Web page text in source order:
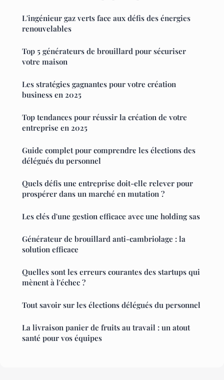
L'ingénieur gaz verts face aux défis des énergies
renouvelables
Top 5 générateurs de brouillard pour sécuriser
votre maison
Les stratégies gagnantes pour votre création
business en 2025
Top tendances pour réussir la création de votre
entreprise en 2025
Guide complet pour comprendre les élections des
délégués du personnel
Quels défis une entreprise doit-elle relever pour
prospérer dans un marché en mutation ?
Les clés d'une gestion efficace avec une holding sas
Générateur de brouillard anti-cambriolage : la
solution efficace
Quelles sont les erreurs courantes des startups qui
mènent à l'échec ?
Tout savoir sur les élections délégués du personnel
La livraison panier de fruits au travail : un atout
santé pour vos équipes